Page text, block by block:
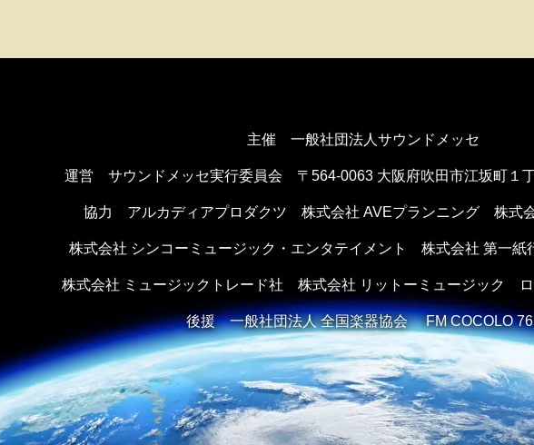
主催 一般社団法人サウンドメッセ
運営 サウンドメッセ実行委員会 〒564-0063 大阪府吹田市江坂町
協力 アルカディアプロダクツ 株式会社 AVEプランニング 株式
株式会社 シンコーミュージック・エンタテイメント 株式会社 第一
株式会社 ミュージックトレード社 株式会社 リットーミュージック
後援一般社団法人 全国楽器協会 FM COCOLO